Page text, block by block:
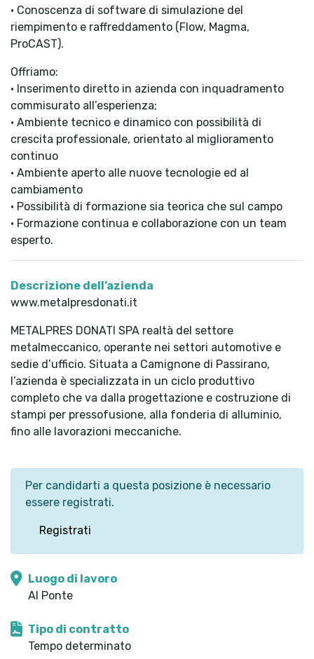
• Conoscenza di software di simulazione del
riempimento e raffreddamento (Flow, Magma,
ProCAST).
Offriamo:
• Inserimento diretto in azienda con inquadramento
commisurato all’esperienza;
• Ambiente tecnico e dinamico con possibilità di
crescita professionale, orientato al miglioramento
continuo
• Ambiente aperto alle nuove tecnologie ed al
cambiamento
• Possibilità di formazione sia teorica che sul campo
• Formazione continua e collaborazione con un team
esperto.
Descrizione dell’azienda
www.metalpresdonati.it
METALPRES DONATI SPA realtà del settore
metalmeccanico, operante nei settori automotive e
sedie d’ufficio. Situata a Camignone di Passirano,
l’azienda è specializzata in un ciclo produttivo
completo che va dalla progettazione e costruzione di
stampi per pressofusione, alla fonderia di alluminio,
fino alle lavorazioni meccaniche.
Per candidarti a questa posizione è necessario
essere registrati.
Registrati
Luogo di lavoro
Al Ponte
Tipo di contratto
Tempo determinato